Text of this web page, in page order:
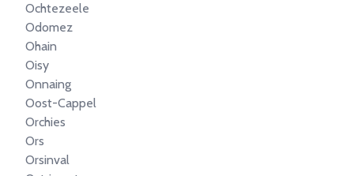
Ochtezeele
Odomez
Ohain
Oisy
Onnaing
Oost-Cappel
Orchies
Ors
Orsinval